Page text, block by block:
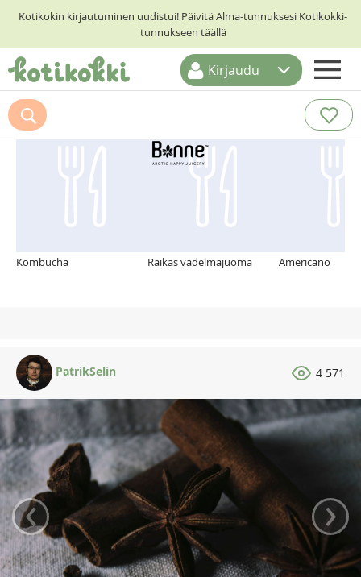
Kotikokin kirjautuminen uudistui! Päivitä Alma-tunnuksesi Kotikokki-
tunnukseen täällä
ETUSIVU
RESEPTIHAKU
Kirjaudu
Suosittelemme myös
Kombucha Raikas vadelmajuoma Americano
PatrikSelin 4 571
‹ ›